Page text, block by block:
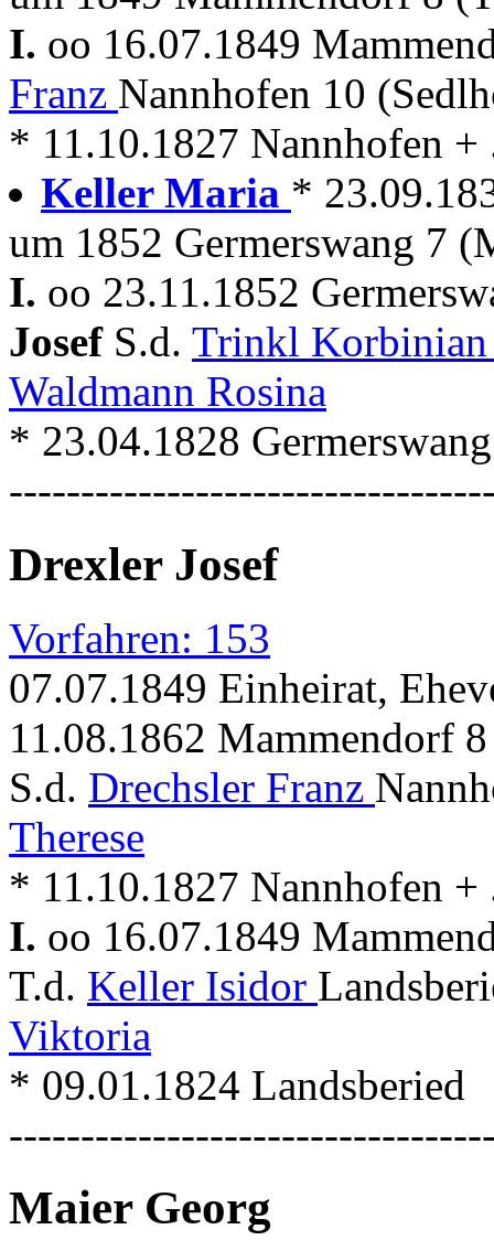
I. oo 16.07.1849
Franz Nannhofen 10
* 11.10.1827 Nannhofen
Keller Maria *
um 1852 Germerswang 7
I. oo 23.11.1852
Josef S.d. Trinkl
Waldmann Rosina
* 23.04.1828
Drexler Josef
Vorfahren: 153
07.07.1849 Einheirat,
11.08.1862 Mammendorf
S.d. Drechsler Franz
Therese
* 11.10.1827 Nannhofen
I. oo 16.07.1849
T.d. Keller Isidor
Viktoria
* 09.01.1824 Landsberied
Maier Georg